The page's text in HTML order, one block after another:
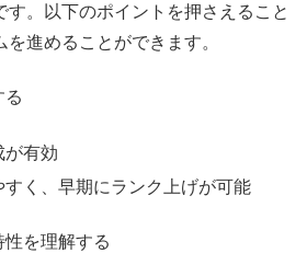
す。以下のポイントを押さえること
進めることができます。
る
が有効
すく、早期にランク上げが可能
を理解する